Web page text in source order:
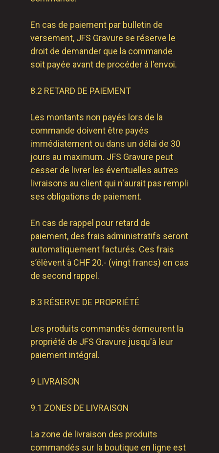
En cas de paiement par bulletin de
versement, JFS Gravure se réserve le
droit de demander que la commande
soit payée avant de procéder à l'envoi.
8.2 RETARD DE PAIEMENT
Les montants non payés lors de la
commande doivent être payés
immédiatement ou dans un délai de 30
jours au maximum. JFS Gravure peut
cesser de livrer les éventuelles autres
livraisons au client qui n'aurait pas rempli
ses obligations de paiement.
En cas de rappel pour retard de
paiement, des frais administratifs seront
automatiquement facturés. Ces frais
s’élèvent à CHF 20.- (vingt francs) en cas
de second rappel.
8.3 RÉSERVE DE PROPRIÉTÉ
Les produits commandés demeurent la
propriété de JFS Gravure jusqu'à leur
paiement intégral.
9 LIVRAISON
9.1 ZONES DE LIVRAISON
La zone de livraison des produits
commandés sur la boutique en ligne est